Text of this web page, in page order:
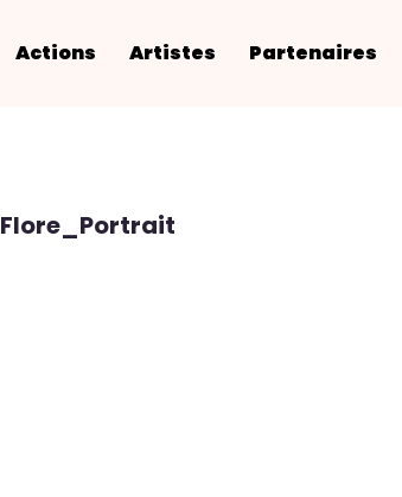
Actions Artistes Partenaires
Flore_Portrait